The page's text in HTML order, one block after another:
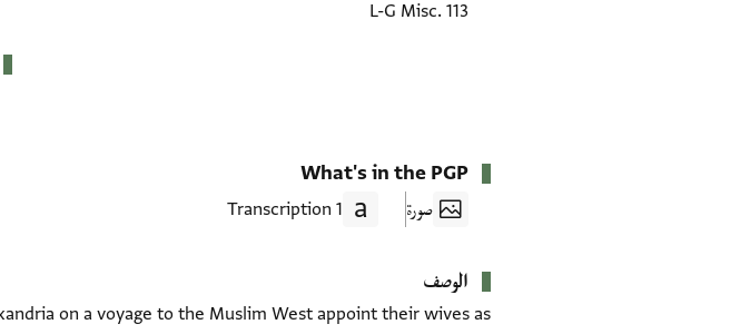
L-G Misc. 113
What's in the PGP
صورة 1 Transcription
الوصف
on a voyage to the Muslim West appoint their wives as